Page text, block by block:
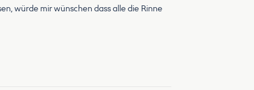
würde mir wünschen dass alle die Rinne